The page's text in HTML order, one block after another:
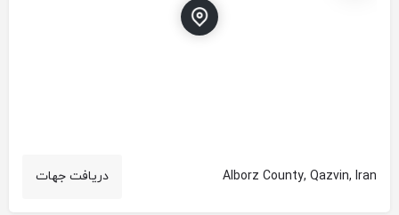
Alborz County, Qazvin, Iran دریافت جهات